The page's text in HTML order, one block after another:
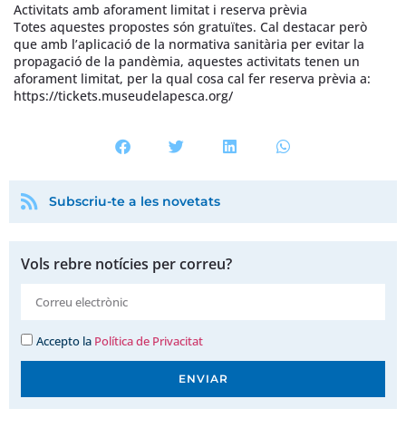
Activitats amb aforament limitat i reserva prèvia
Totes aquestes propostes són gratuïtes. Cal destacar però
que amb l’aplicació de la normativa sanitària per evitar la
propagació de la pandèmia, aquestes activitats tenen un
aforament limitat, per la qual cosa cal fer reserva prèvia a:
https://tickets.museudelapesca.org/
Subscriu-te a les novetats
Vols rebre notícies per correu?
Accepto la Política de Privacitat
ENVIAR